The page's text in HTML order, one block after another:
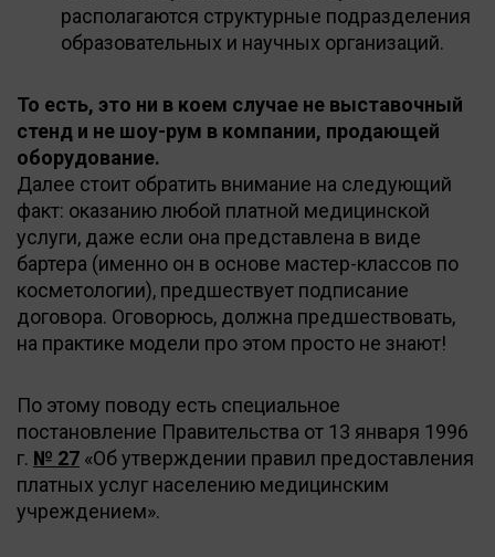
располагаются структурные подразделения
образовательных и научных организаций.
То есть, это ни в коем случае не выставочный
стенд и не шоу-рум в компании, продающей
оборудование.
Далее стоит обратить внимание на следующий
факт: оказанию любой платной медицинской
услуги, даже если она представлена в виде
бартера (именно он в основе мастер-классов по
косметологии), предшествует подписание
договора. Оговорюсь, должна предшествовать,
на практике модели про этом просто не знают!
По этому поводу есть специальное
постановление Правительства от 13 января 1996
г. № 27 «Об утверждении правил предоставления
платных услуг населению медицинским
учреждением».